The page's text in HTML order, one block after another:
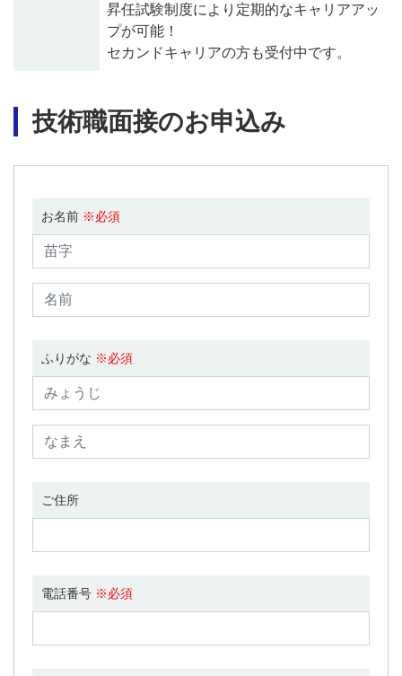
昇任試験制度により定期的なキャリアアッ
プが可能！
セカンドキャリアの方も受付中です。
技術職面接のお申込み
お名前 ※必須
ふりがな ※必須
ご住所
電話番号 ※必須